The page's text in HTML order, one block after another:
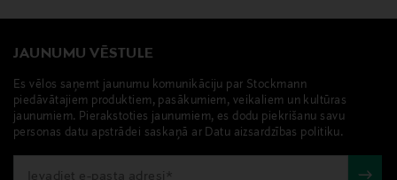
JAUNUMU VĒSTULE
Es vēlos saņemt jaunumu komunikāciju par Stockmann
piedāvātajiem produktiem, pasākumiem, veikaliem un kultūras
jaunumiem. Pierakstoties jaunumiem, es dodu piekrišanu savu
personas datu apstrādei saskaņā ar Datu aizsardzības politiku.